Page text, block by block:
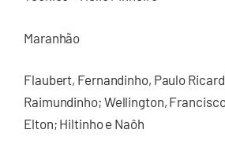
Maranhão
Flaubert, Fernandinho, Paulo
Raimundinho; Wellington,
Elton; Hiltinho e Naôh